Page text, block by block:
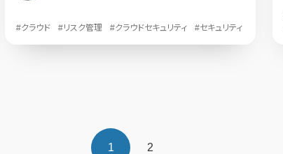
#クラウド #リスク管理 #クラウドセキュリティ #セキュリティ
1 2